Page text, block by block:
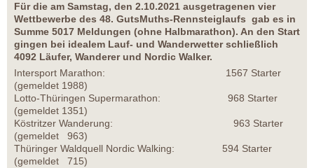
Für die am Samstag, den 2.10.2021 ausgetragenen vier
Wettbewerbe des 48. GutsMuths-Rennsteiglaufs gab es in
Summe 5017 Meldungen (ohne Halbmarathon). An den Start
gingen bei idealem Lauf- und Wanderwetter schließlich
4092 Läufer, Wanderer und Nordic Walker.
Intersport Marathon: 1567 Starter
(gemeldet 1988)
Lotto-Thüringen Supermarathon: 968 Starter
(gemeldet 1351)
Köstritzer Wanderung: 963 Starter
(gemeldet 963)
Thüringer Waldquell Nordic Walking: 594 Starter
(gemeldet 715)